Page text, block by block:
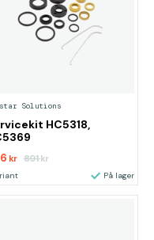
Solutions
HC5318,
kr 891kr
På lager